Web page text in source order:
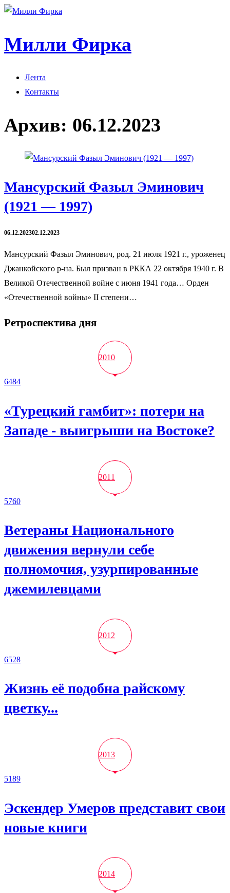
Милли Фирка
Лента
Контакты
Архив: 06.12.2023
Мансурский Фазыл Эминович
(1921 — 1997)
06.12.202302.12.2023
Мансурский Фазыл Эминович, род. 21 июля 1921 г., уроженец
Джанкойского р-на. Был призван в РККА 22 октября 1940 г. В
Великой Отечественной войне с июня 1941 года… Орден
«Отечественной войны» II степени…
Ретроспектива дня
2010
6484
«Турецкий гамбит»: потери на
Западе - выигрыши на Востоке?
2011
5760
Ветераны Национального
движения вернули себе
полномочия, узурпированные
джемилевцами
2012
6528
Жизнь её подобна райскому
цветку...
2013
5189
Эскендер Умеров представит свои
новые книги
2014